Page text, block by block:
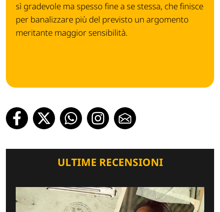
sì gradevole ma spesso fine a se stessa, che finisce
per banalizzare più del previsto un argomento
meritante maggior sensibilità.
ULTIME RECENSIONI